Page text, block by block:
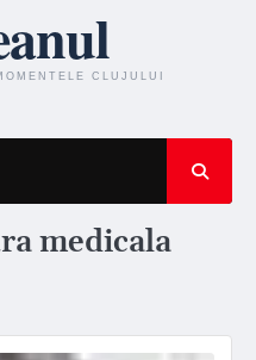
medicala